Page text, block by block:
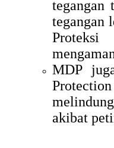
tegangan
tegangan
MDP
akibat